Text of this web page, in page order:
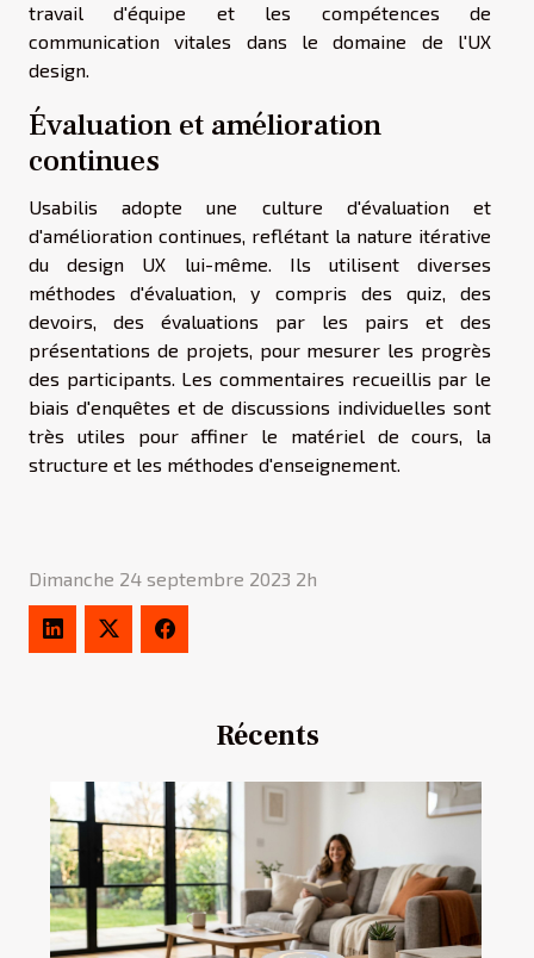
travail d'équipe et les compétences de
communication vitales dans le domaine de l'UX
design.
Évaluation et amélioration
continues
Usabilis adopte une culture d'évaluation et
d'amélioration continues, reflétant la nature itérative
du design UX lui-même. Ils utilisent diverses
méthodes d'évaluation, y compris des quiz, des
devoirs, des évaluations par les pairs et des
présentations de projets, pour mesurer les progrès
des participants. Les commentaires recueillis par le
biais d'enquêtes et de discussions individuelles sont
très utiles pour affiner le matériel de cours, la
structure et les méthodes d'enseignement.
Dimanche 24 septembre 2023 2h
Récents